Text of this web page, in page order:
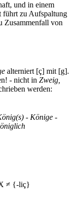
und in einem
führt zu Aufspaltung
Zusammenfall von
alterniert [ç] mit [g].
- nicht in Zweig,
werden:
- Könige -
≠ {-liç}